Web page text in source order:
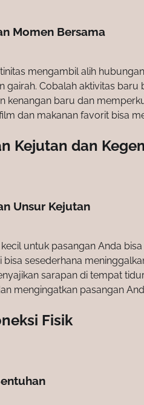
Momen Bersama
mengambil alih
gairah. Cobalah aktivitas
kenangan baru dan
dan makanan favorit bisa
Kejutan dan
Unsur Kejutan
untuk pasangan Anda
bisa sesederhana
sarapan di tempat
mengingatkan pasangan
Fisik